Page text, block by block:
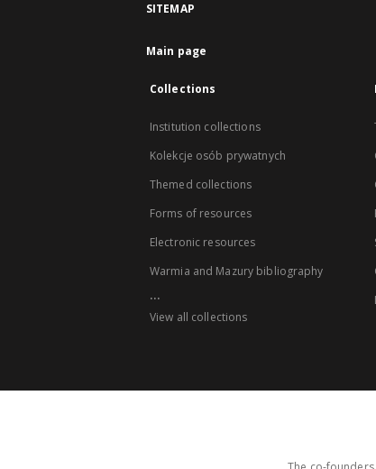
SITEMAP
Main page
Collections
Institution collections
Kolekcje osób prywatnych
Themed collections
Forms of resources
Electronic resources
Warmia and Mazury bibliography
...
View all collections